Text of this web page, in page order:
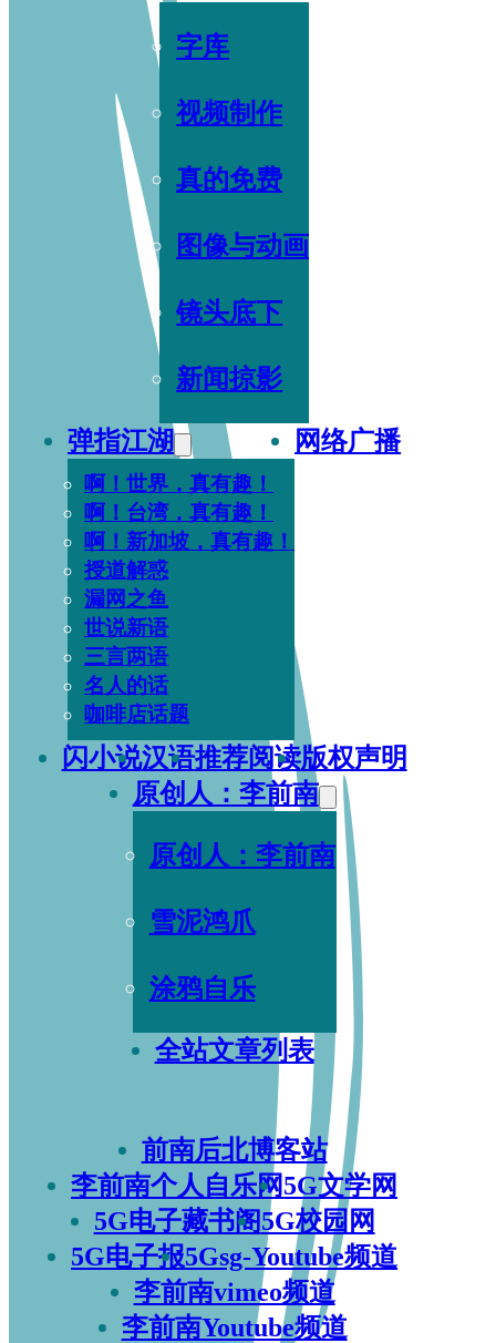
字库
视频制作
真的免费
图像与动画
镜头底下
新闻掠影
弹指江湖
啊！世界，真有趣！
啊！台湾，真有趣！
啊！新加坡，真有趣！
授道解惑
漏网之鱼
世说新语
三言两语
名人的话
咖啡店话题
网络广播
闪小说汉语推荐阅读版权声明
原创人：李前南
原创人：李前南
雪泥鸿爪
涂鸦自乐
全站文章列表
前南后北博客站
李前南个人自乐网5G文学网
5G电子藏书阁5G校园网
5G电子报5Gsg-Youtube频道
李前南vimeo频道
李前南Youtube频道